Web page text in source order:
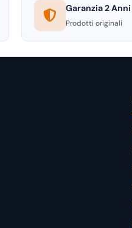
Garanzia 2 Anni
Prodotti originali